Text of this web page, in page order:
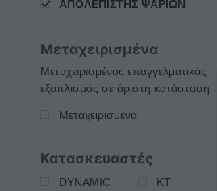
ΑΠΟΛΕΠΙΣΤΗΣ ΨΑΡΙΩΝ
Μεταχειρισμένα
Μεταχειρισμένος επαγγελματικός
εξοπλισμός σε άριστη κατάσταση
Μεταχειρισμένα
Κατασκευαστές
DYNAMIC KT